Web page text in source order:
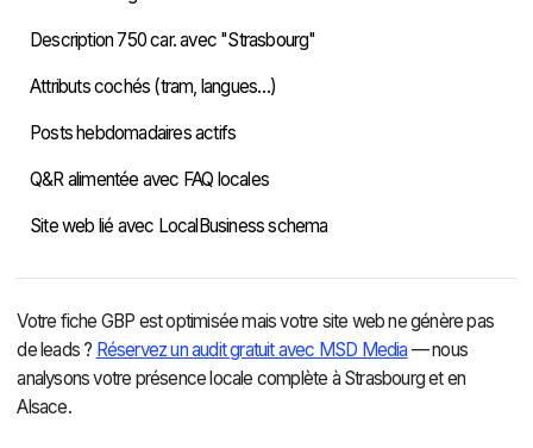
Description 750 car. avec "Strasbourg"
Attributs cochés (tram, langues…)
Posts hebdomadaires actifs
Q&R alimentée avec FAQ locales
Site web lié avec LocalBusiness schema
Votre fiche GBP est optimisée mais votre site web ne génère pas
de leads ? Réservez un audit gratuit avec MSD Media — nous
analysons votre présence locale complète à Strasbourg et en
Alsace.